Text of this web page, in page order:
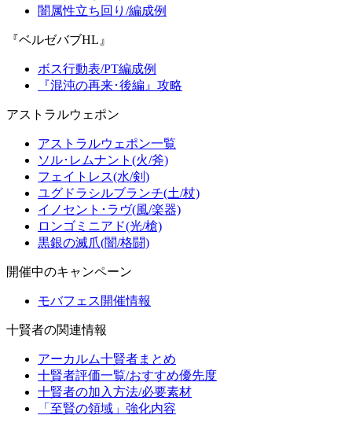
闇属性立ち回り/編成例
『ベルゼバブHL』
ボス行動表/PT編成例
『混沌の再来･後編』攻略
アストラルウェポン
アストラルウェポン一覧
ソル･レムナント(火/斧)
フェイトレス(水/剣)
ユグドラシルブランチ(土/杖)
イノセント･ラヴ(風/楽器)
ロンゴミニアド(光/槍)
黒銀の滅爪(闇/格闘)
開催中のキャンペーン
モバフェス開催情報
十賢者の関連情報
アーカルム十賢者まとめ
十賢者評価一覧/おすすめ優先度
十賢者の加入方法/必要素材
「至賢の領域」強化内容